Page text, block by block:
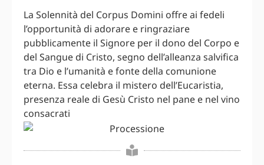
La Solennità del Corpus Domini offre ai fedeli
l’opportunità di adorare e ringraziare
pubblicamente il Signore per il dono del Corpo e
del Sangue di Cristo, segno dell’alleanza salvifica
tra Dio e l’umanità e fonte della comunione
eterna. Essa celebra il mistero dell’Eucaristia,
presenza reale di Gesù Cristo nel pane e nel vino
consacrati